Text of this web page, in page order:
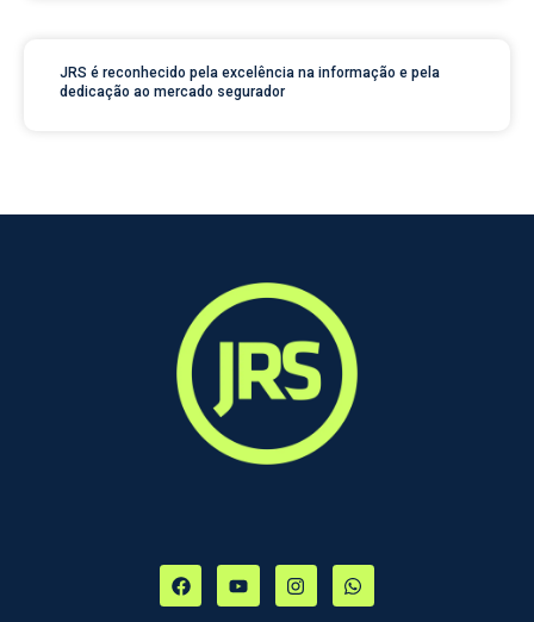
JRS é reconhecido pela excelência na informação e pela
dedicação ao mercado segurador